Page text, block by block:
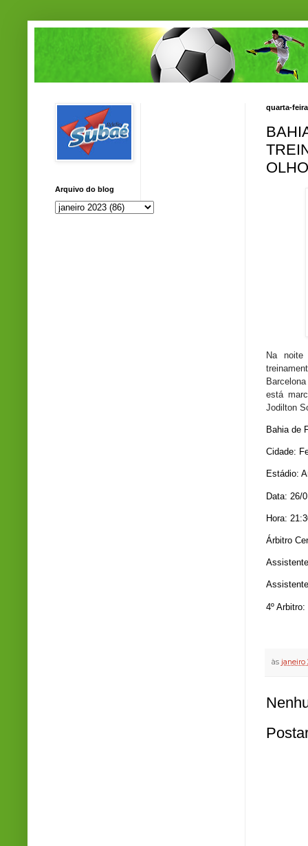
quarta-
Na
está
Jodilton
Bahia de
Cidade:
Estádio:
Data: 26/
Hora:
Árbitro
4º
às janeiro
Arquivo do blog